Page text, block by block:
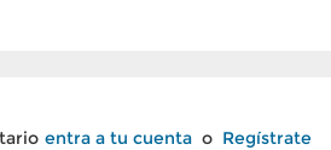
entra a tu cuenta o Regístrate